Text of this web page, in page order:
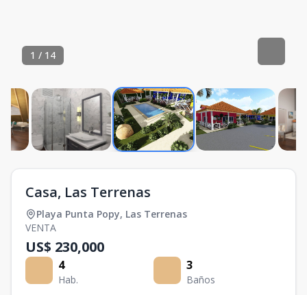
1 / 14
Casa, Las Terrenas
Playa Punta Popy, Las Terrenas
VENTA
US$ 230,000
4
Hab.
3
Baños